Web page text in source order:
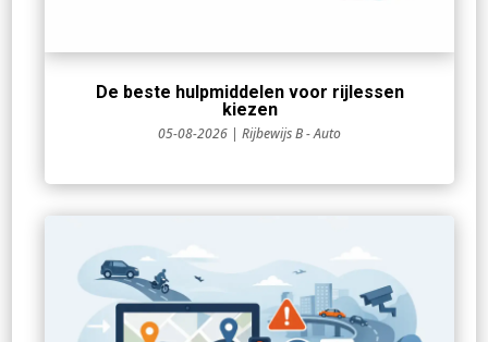
De beste hulpmiddelen voor rijlessen
kiezen
05-08-2026 | Rijbewijs B - Auto